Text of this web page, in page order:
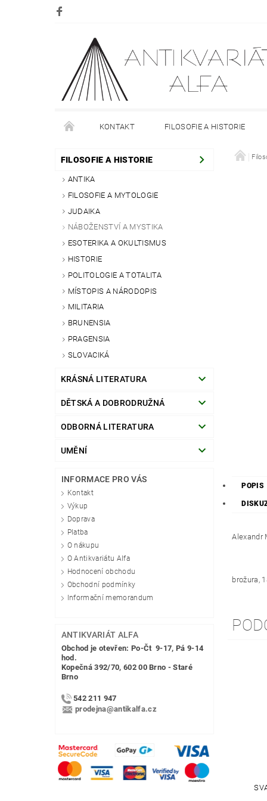
KONTAKT FILOSOFIE A HISTORIE
DOPRAVA PLATBA O NÁKUPU
FILOSOFIE A HISTORIE
ANTIKA
FILOSOFIE A MYTOLOGIE
JUDAIKA
NÁBOŽENSTVÍ A MYSTIKA
ESOTERIKA A OKULTISMUS
HISTORIE
POLITOLOGIE A TOTALITA
MÍSTOPIS A NÁRODOPIS
MILITARIA
BRUNENSIA
PRAGENSIA
SLOVACIKÁ
KRÁSNÁ LITERATURA
DĚTSKÁ A DOBRODRUŽNÁ
ODBORNÁ LITERATURA
UMĚNÍ
INFORMACE PRO VÁS
Kontakt
Výkup
Doprava
Platba
O nákupu
O Antikvariátu Alfa
Hodnocení obchodu
Obchodní podmínky
Informační memorandum
ANTIKVARIÁT ALFA
Obchod je otevřen: Po-Čt 9-17, Pá 9-14
hod.
Kopečná 392/70, 602 00 Brno - Staré
Brno
542 211 947
prodejna@antikalfa.cz
POPIS
Alexandr
brožura,